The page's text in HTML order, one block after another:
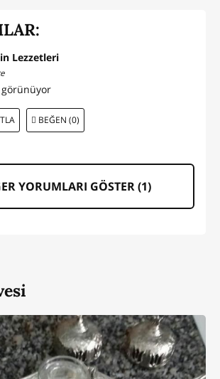
Lezzetleri
BEĞEN (0)
YORUMLARI GÖSTER (1)